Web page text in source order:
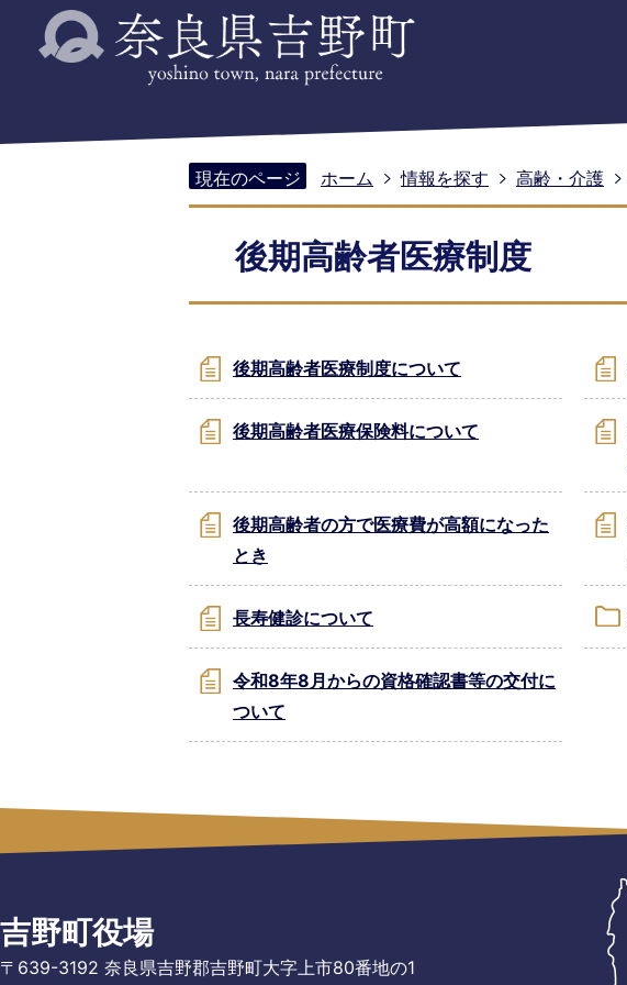
現在のページ ホーム 情報を探す 高齢・介護
後期高齢者医療制度
後期高齢者医療制度について
後期高齢者医療保険料について
後期高齢者の方で医療費が高額になった
とき
長寿健診について
令和8年8月からの資格確認書等の交付に
ついて
吉野町役場
〒639-3192 奈良県吉野郡吉野町大字上市80番地の1